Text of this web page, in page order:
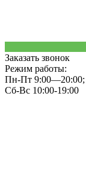
Заказать звонок
Режим работы:
Пн-Пт 9:00—20:00;
Сб-Вс 10:00-19:00